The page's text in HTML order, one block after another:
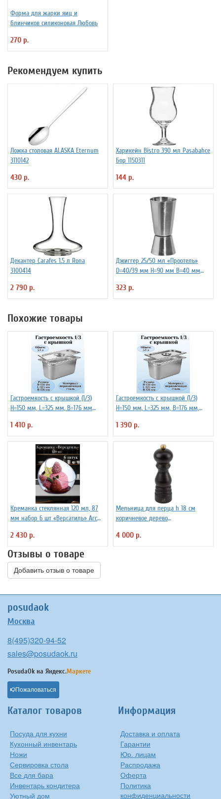
Форма для жарки яиц и
блинчиков силиконовая Любовь
270 р.
Рекомендуем купить
Ложка столовая ALASKA Eternum
3110142
430 р.
Харикейн Bistro 390 мл Pasabahce
Бор 1150311
144 р.
Декантер Carafes 1.5 л Rona
3100414
2 790 р.
Джиггер 25/50 мл «Проотель»
D=40/39 мм H=90 мм B=40 мм
323 р.
Похожие товары
Гастроемкость с крышкой (1/3)
H=150 мм, L=325 мм, B=176 мм
1 410 р.
Гастроемкость с крышкой (1/3)
H=150 мм, L=325 мм, B=176 мм,
1 390 р.
Креманка стеклянная 120 мл, 87
мм набор 6 шт «Версатиль» Arc
2 430 р.
Мельница для перца h 18 см
коричневое дерево
PEUGEOT 3172186
4 000 р.
Отзывы о товаре
Добавить отзыв о товаре
posudaok
Москва
8(495)320-94-52
sales@posudaok.ru
PosudaOk на Яндекс.Маркете
Пожаловаться
Каталог товаров
Посуда для кухни
Кухонный инвентарь
Ножи
Сервировка стола
Все для бара
Инвентарь кондитера
Уютный дом
Информация
Доставка и оплата
Гарантии
Юр. лицам
Распродажа
Оферта
Политика
конфиденциальности